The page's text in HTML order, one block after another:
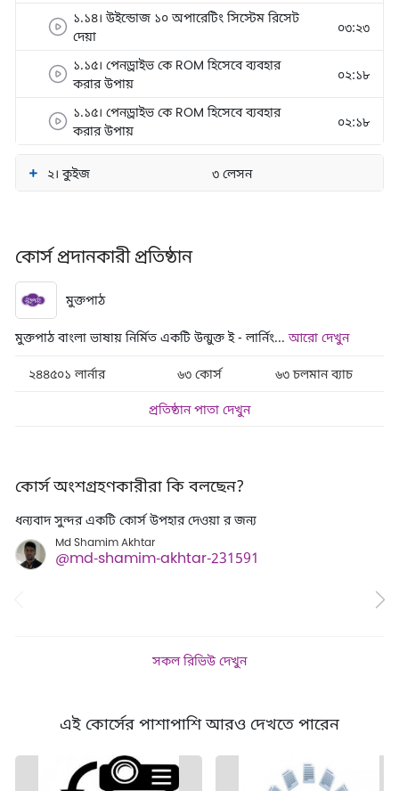
১.১৪। উইন্ডোজ ১০ অপারেটিং সিস্টেম রিসেট
দেয়া
০৩:২৩
১.১৫। পেনড্রাইভ কে ROM হিসেবে ব্যবহার
করার উপায়
০২:১৮
১.১৫। পেনড্রাইভ কে ROM হিসেবে ব্যবহার
করার উপায়
০২:১৮
২। কুইজ ৩ লেসন
কোর্স প্রদানকারী প্রতিষ্ঠান
মুক্তপাঠ
মুক্তপাঠ বাংলা ভাষায় নির্মিত একটি উন্মুক্ত ই - লার্নিং... আরো দেখুন
২৪৪৫০১ লার্নার ৬৩ কোর্স ৬৩ চলমান ব্যাচ
প্রতিষ্ঠান পাতা দেখুন
কোর্স অংশগ্রহণকারীরা কি বলছেন?
ধন্যবাদ সুন্দর একটি কোর্স উপহার দেওয়া র জন‍্য
Md Shamim Akhtar
@md-shamim-akhtar-231591
সকল রিভিউ দেখুন
এই কোর্সের পাশাপাশি আরও দেখতে পারেন